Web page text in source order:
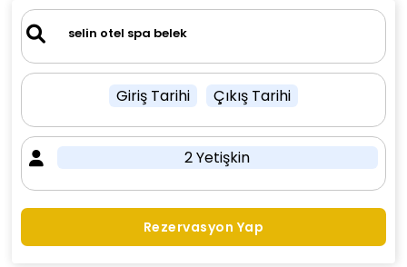
Giriş Tarihi Çıkış Tarihi
2 Yetişkin
Rezervasyon Yap